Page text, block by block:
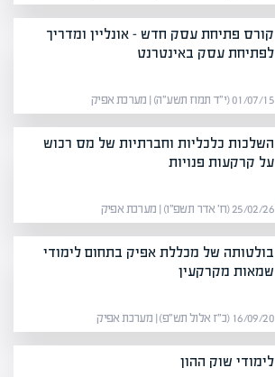
קורס פתיחת עסק חדש – אונליין ומדריך
לפתיחת עסק באינטרנט
01/07/15 (י״ד תמוז תשע״ה) | מערכת אפיק
השלכות כלכליות וחברתיות של מס רכוש
על קרקעות פנויות
25/02/26 (ח׳ אדר תשפ״ו) | מערכת אפיק
בולטותה של מכללת אפיק בתחום לימודי
שמאות מקרקעין
16/09/20 (כ״ז אלול תש״פ) | מערכת אפיק
לימודי שוק ההון